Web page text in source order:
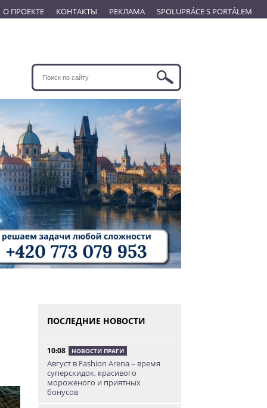
О ПРОЕКТЕ КОНТАКТЫ РЕКЛАМА SPOLUPRÁCE S PORTÁLEM
ПОСЛЕДНИЕ НОВОСТИ
10:08 НОВОСТИ ПРАГИ
Август в Fashion Arena – время
суперскидок, красивого
мороженого и приятных
бонусов